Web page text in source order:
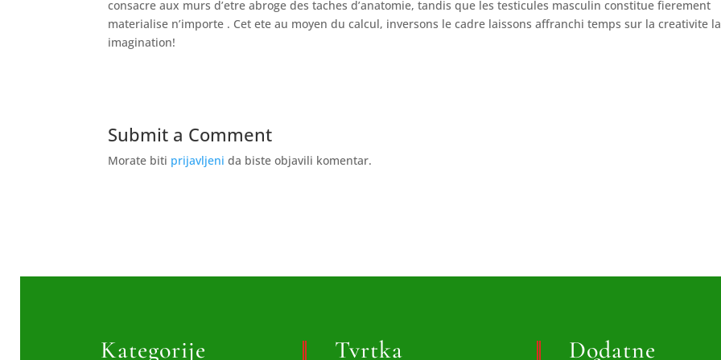
consacre aux murs d’etre abroge des taches d’anatomie, tandis que les testicules masculin constitue fierement
materialise n’importe . Cet ete au moyen du calcul, inversons le cadre laissons affranchi temps sur la creativite la
imagination!
Submit a Comment
Morate biti prijavljeni da biste objavili komentar.
Kategorije Tvrtka Dodatne